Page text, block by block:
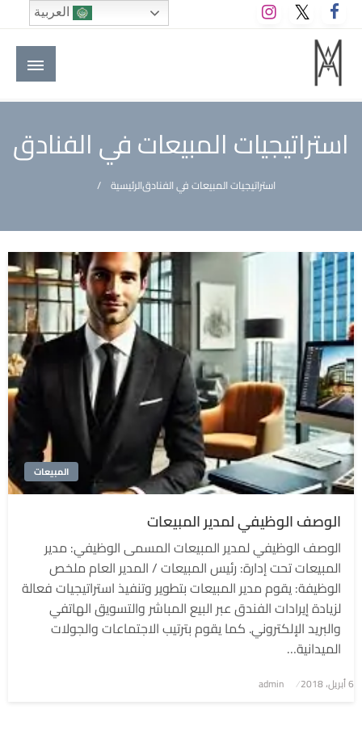
التخطي
إلى
المحتوى
M A hotels | إم ايه هوتيلز
الموقع الأول للعاملين في الفنادق في العالم العربي
استراتيجيات المبيعات في الفنادق
الرئيسيةاستراتيجيات المبيعات في الفنادق
المبيعات
الوصف الوظيفي لمدير المبيعات
الوصف الوظيفي لمدير المبيعات المسمى الوظيفي: مدير
المبيعات تحت إدارة: رئيس المبيعات / المدير العام ملخص
الوظيفة: يقوم مدير المبيعات بتطوير وتنفيذ استراتيجيات فعالة
لزيادة إيرادات الفندق عبر البيع المباشر والتسويق الهاتفي
والبريد الإلكتروني. كما يقوم بترتيب الاجتماعات والجولات
الميدانية…
نُشر
6 أبريل، 2018 admin
العربية